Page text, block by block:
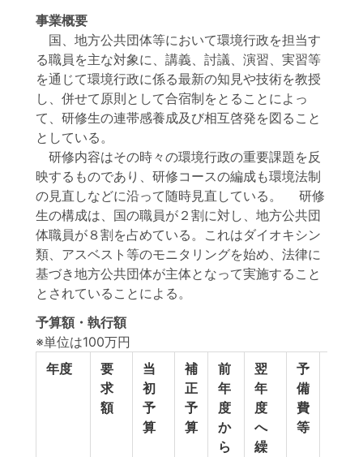
事業概要
国、地方公共団体等において環境行政を担当す
る職員を主な対象に、講義、討議、演習、実習等
を通じて環境行政に係る最新の知見や技術を教授
し、併せて原則として合宿制をとることによっ
て、研修生の連帯感養成及び相互啓発を図ること
としている。
研修内容はその時々の環境行政の重要課題を反
映するものであり、研修コースの編成も環境法制
の見直しなどに沿って随時見直している。 研修
生の構成は、国の職員が２割に対し、地方公共団
体職員が８割を占めている。これはダイオキシン
類、アスベスト等のモニタリングを始め、法律に
基づき地方公共団体が主体となって実施すること
とされていることによる。
予算額・執行額
※単位は100万円
年度
要
求
額
当
初
予
算
補
正
予
算
前
年
度
か
ら
翌
年
度
へ
繰
予
備
費
等